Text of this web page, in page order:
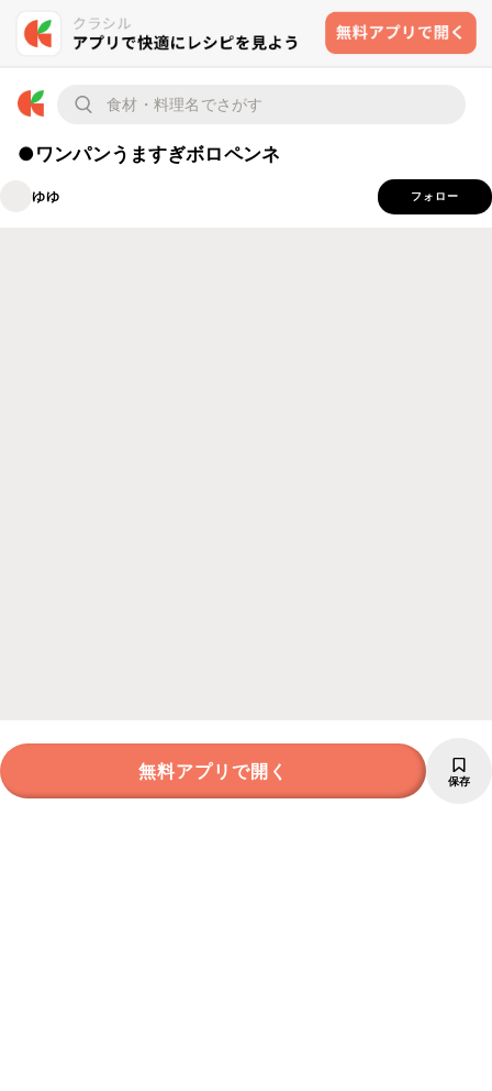
●ワンパンうますぎボロペンネ
ゆゆ フォロー
無料アプリで開く 保存